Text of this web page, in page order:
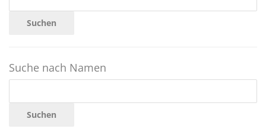
Suchen
Suche nach Namen
Suchen